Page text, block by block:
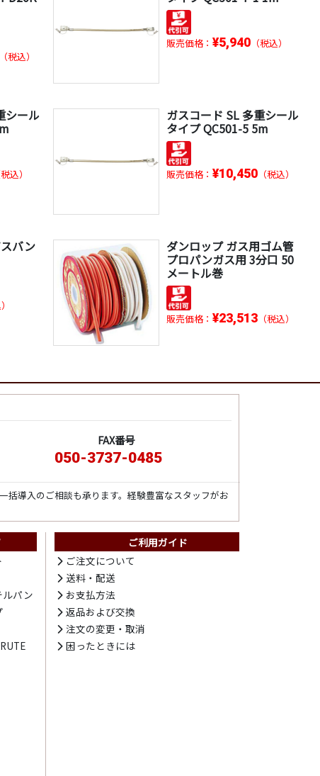
（税込）
販売価格： ¥5,940（税込）
シール
税込）
ガスコード SL 多重シール
タイプ QC501-5 5m
販売価格： ¥10,450（税込）
バン ダンロップ ガス用ゴム管
プロパンガス用 3分口 50
メートル巻
販売価格： ¥23,513（税込）
FAX番号
050-3737-0485
括導入のご相談も承ります。経験豊富なスタッフがお
ルパン
ご利用ガイド
ご注文について
送料・配送
お支払方法
返品および交換
注文の変更・取消
困ったときには